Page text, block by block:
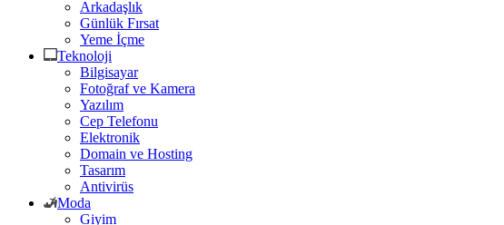
Arkadaşlık
Günlük Fırsat
Yeme İçme
Teknoloji
Bilgisayar
Fotoğraf ve Kamera
Yazılım
Cep Telefonu
Elektronik
Domain ve Hosting
Tasarım
Antivirüs
Moda
Giyim